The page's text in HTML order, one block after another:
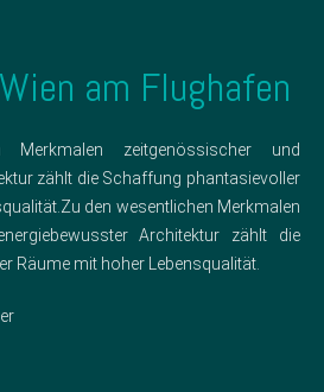
am Flughafen
zeitgenössischer und
zählt die Schaffung phantasievoller
den wesentlichen Merkmalen
Architektur zählt die
Räume mit hoher Lebensqualität.